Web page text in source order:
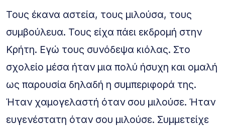
Τους έκανα αστεία, τους μιλούσα, τους
συμβούλευα. Τους είχα πάει εκδρομή στην
Κρήτη. Εγώ τους συνόδεψα κιόλας. Στο
σχολείο μέσα ήταν μια πολύ ήσυχη και ομαλή
ως παρουσία δηλαδή η συμπεριφορά της.
Ήταν χαμογελαστή όταν σου μιλούσε. Ήταν
ευγενέστατη όταν σου μιλούσε. Συμμετείχε